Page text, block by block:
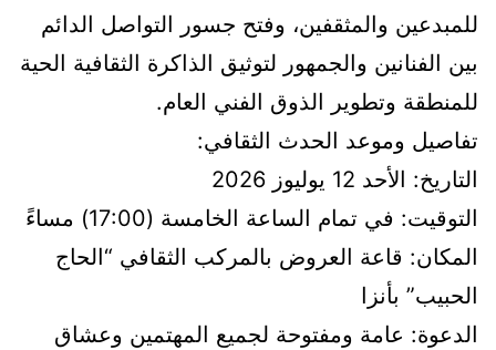
للمبدعين والمثقفين، وفتح جسور التواصل الدائم
بين الفنانين والجمهور لتوثيق الذاكرة الثقافية الحية
للمنطقة وتطوير الذوق الفني العام.
​تفاصيل وموعد الحدث الثقافي:
​التاريخ: الأحد 12 يوليوز 2026
​التوقيت: في تمام الساعة الخامسة (17:00) مساءً
​المكان: قاعة العروض بالمركب الثقافي “الحاج
الحبيب” بأنزا
​الدعوة: عامة ومفتوحة لجميع المهتمين وعشاق